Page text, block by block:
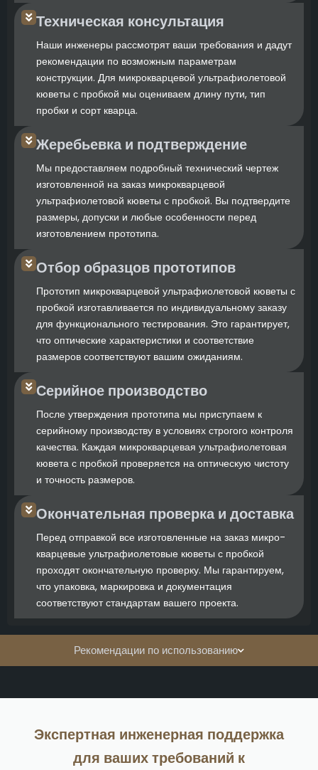
Рекомендации по использованию
Техническая консультация
Наши инженеры рассмотрят ваши требования и дадут
рекомендации по возможным параметрам
конструкции. Для микрокварцевой ультрафиолетовой
кюветы с пробкой мы оцениваем длину пути, тип
пробки и сорт кварца.
Жеребьевка и подтверждение
Мы предоставляем подробный технический чертеж
изготовленной на заказ микрокварцевой
ультрафиолетовой кюветы с пробкой. Вы подтвердите
размеры, допуски и любые особенности перед
изготовлением прототипа.
Отбор образцов прототипов
Прототип микрокварцевой ультрафиолетовой кюветы с
пробкой изготавливается по индивидуальному заказу
для функционального тестирования. Это гарантирует,
что оптические характеристики и соответствие
размеров соответствуют вашим ожиданиям.
Серийное производство
После утверждения прототипа мы приступаем к
серийному производству в условиях строгого контроля
качества. Каждая микрокварцевая ультрафиолетовая
кювета с пробкой проверяется на оптическую чистоту
и точность размеров.
Окончательная проверка и доставка
Перед отправкой все изготовленные на заказ микро-
кварцевые ультрафиолетовые кюветы с пробкой
проходят окончательную проверку. Мы гарантируем,
что упаковка, маркировка и документация
соответствуют стандартам вашего проекта.
Экспертная инженерная поддержка
для ваших требований к